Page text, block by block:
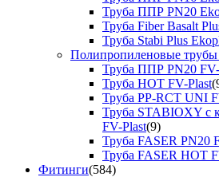
Труба ППР PN20
Труба Fiber Basalt
Труба Stabi Plus
Полипропиленовые трубы
Труба ППР PN20
Труба HOT FV-Plast
Труба PP-RCT UNI
Труба STABIOXY с
FV-Plast(9)
Труба FASER PN20
Труба FASER HOT
Фитинги(584)